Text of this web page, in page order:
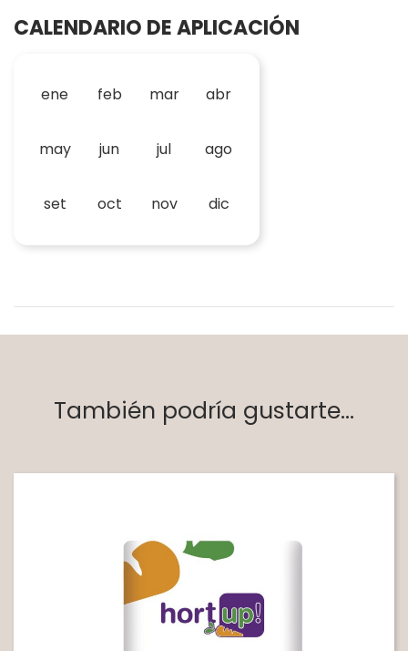
CALENDARIO DE APLICACIÓN
ene feb mar abr
may jun jul ago
set oct nov dic
También podría gustarte...